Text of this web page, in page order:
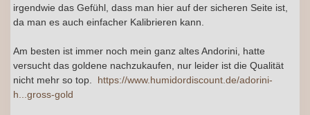
irgendwie das Gefühl, dass man hier auf der sicheren Seite ist,
da man es auch einfacher Kalibrieren kann.
Am besten ist immer noch mein ganz altes Andorini, hatte
versucht das goldene nachzukaufen, nur leider ist die Qualität
nicht mehr so top. https://www.humidordiscount.de/adorini-
h...gross-gold